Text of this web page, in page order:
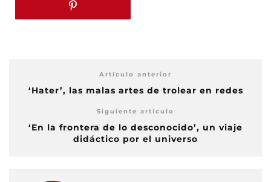
Artículo anterior
‘Hater’, las malas artes de trolear en redes
Siguiente artículo
‘En la frontera de lo desconocido’, un viaje
didáctico por el universo